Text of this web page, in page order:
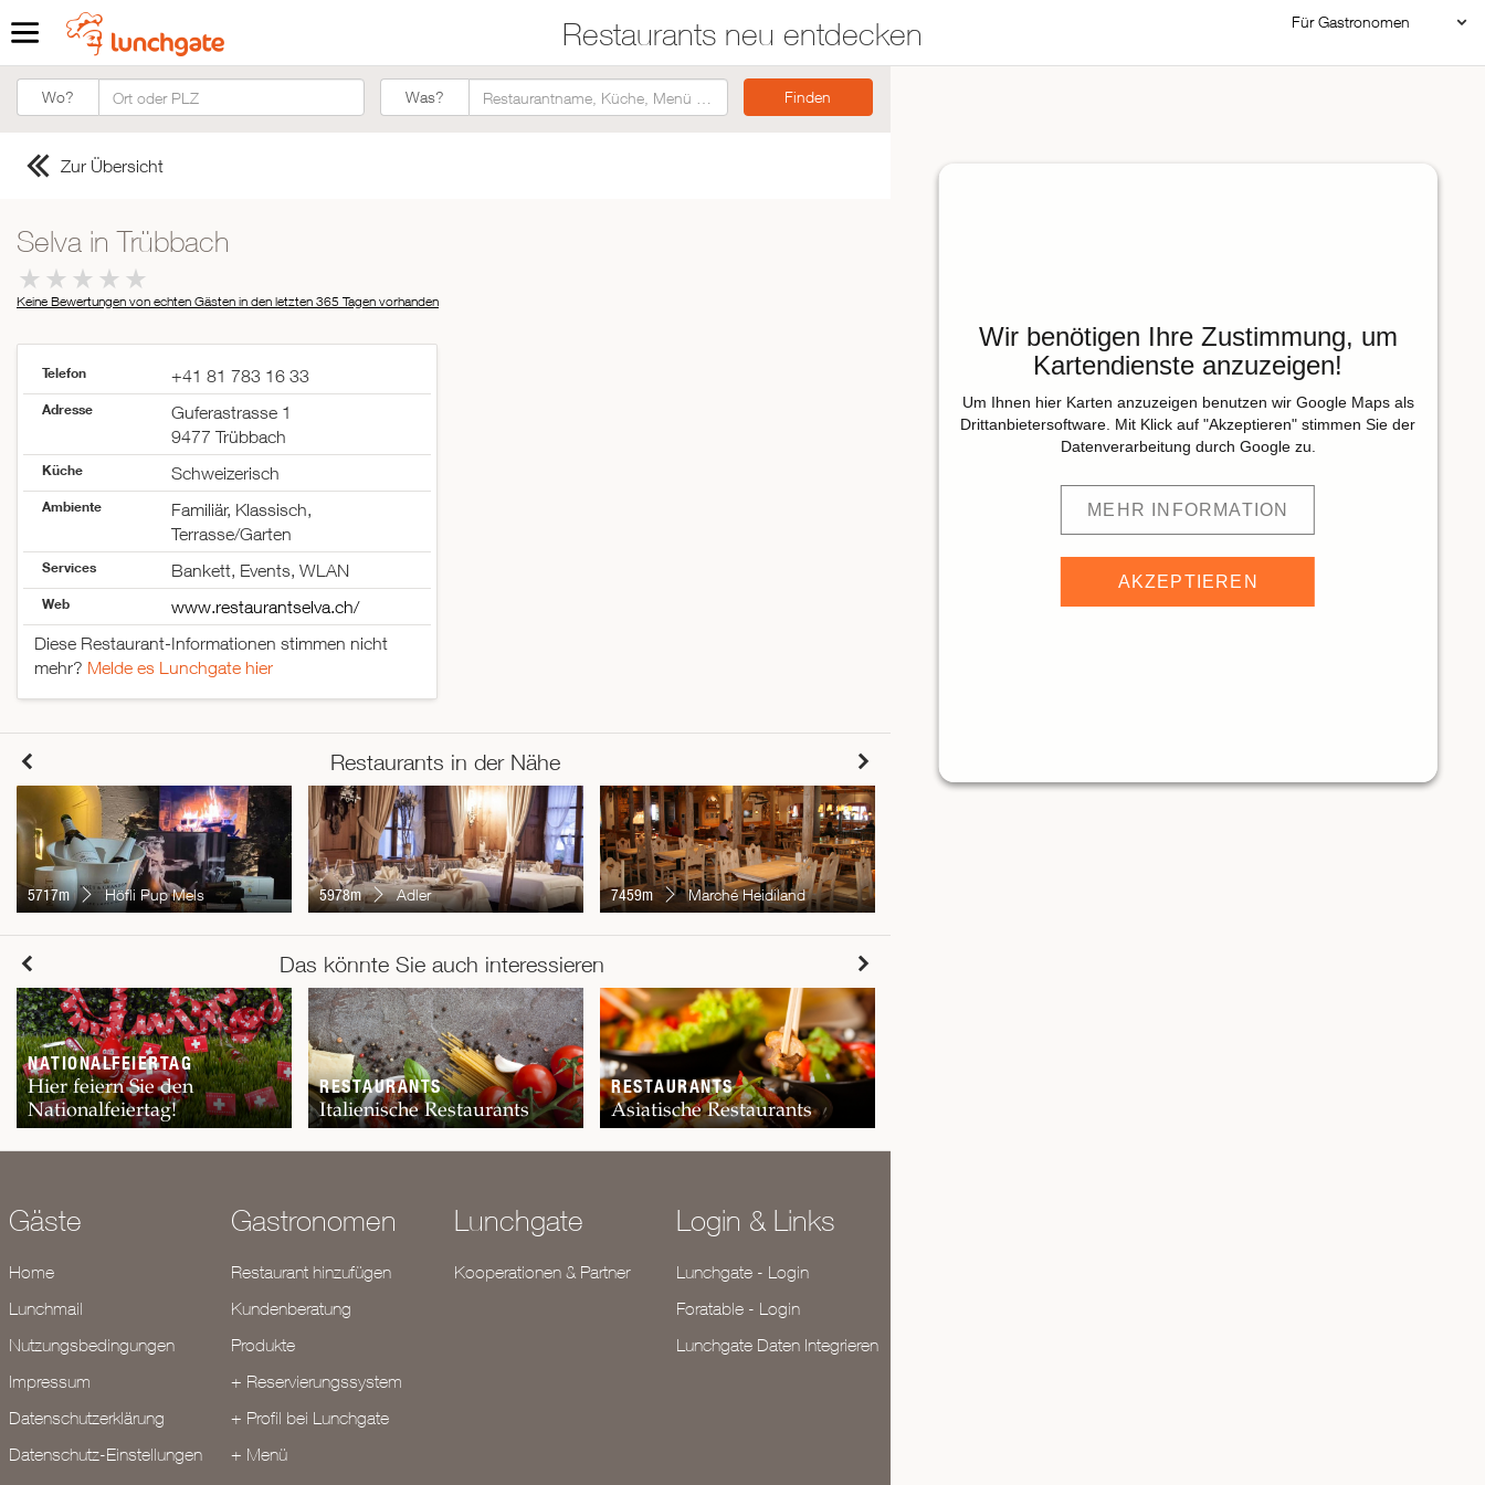
Restaurants neu entdecken
Für Gastronomen
ZUR STARTSEITE
Wo? Was?Was?
Zur Übersicht
Selva in Trübbach
Keine Bewertungen von echten Gästen in den letzten 365 Tagen vorhanden
Telefon +41 81 783 16 33
Adresse
Guferastrasse 1
9477 Trübbach
Küche Schweizerisch
Ambiente
Familiär, Klassisch,
Terrasse/Garten
Services Bankett, Events, WLAN
Web
www.restaurantselva.ch/
Diese Restaurant-Informationen stimmen nicht
mehr? Melde es Lunchgate hier
Restaurants in der Nähe
5717m Höfli Pup Mels 5978m Adler 7459m Marché Heidiland
Das könnte Sie auch interessieren
NATIONALFEIERTAG
Hier feiern Sie den
Nationalfeiertag!
RESTAURANTS
Italienische Restaurants
RESTAURANTS
Asiatische Restaurants
Gäste
Home
Lunchmail
Nutzungsbedingungen
Impressum
Datenschutzerklärung
Datenschutz-Einstellungen
Gastronomen
Restaurant hinzufügen
Kundenberatung
Produkte
+ Reservierungssystem
+ Profil bei Lunchgate
+ Menü
Lunchgate
Kooperationen & Partner
Login & Links
Lunchgate - Login
Foratable - Login
Lunchgate Daten Integrieren
Wir benötigen Ihre Zustimmung, um
Kartendienste anzuzeigen!
Um Ihnen hier Karten anzuzeigen benutzen wir Google Maps als
Drittanbietersoftware. Mit Klick auf "Akzeptieren" stimmen Sie der
Datenverarbeitung durch Google zu.
MEHR INFORMATION
AKZEPTIEREN